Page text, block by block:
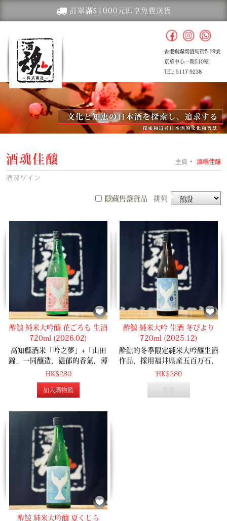
訂單滿$1000元即享免費送貨
香港銅鑼灣渣甸街5-19號
京華中心一期510室
TEL: 5117 9238
酒魂佳釀 主頁 酒魂佳釀
酒魂ワイン
隱藏售罄貨品 排列
酔鯨 純米大吟釀 花ごろも 生酒
720ml (2026.02)
高知縣酒米「吟之夢」+「山田
錦」一同釀造，濃郁的香氣，薄
濁酒的米甜味道，非常適合春天
的作品。
HK$280
加入購物籃
酔鯨 純米大吟 生酒 冬びより
720ml (2025.12)
酔鯨的冬季限定純米大吟釀生酒
作品，採用福井県産五百万石，
配合高知縣AC95 & A14酵母釀
HK$280
酔鯨 純米大吟釀 夏くじら